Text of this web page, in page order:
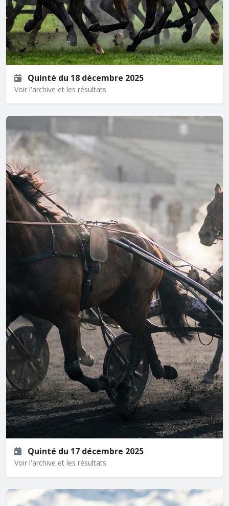
Quinté du 18 décembre 2025
Voir l'archive et les résultats
Quinté du 17 décembre 2025
Voir l'archive et les résultats